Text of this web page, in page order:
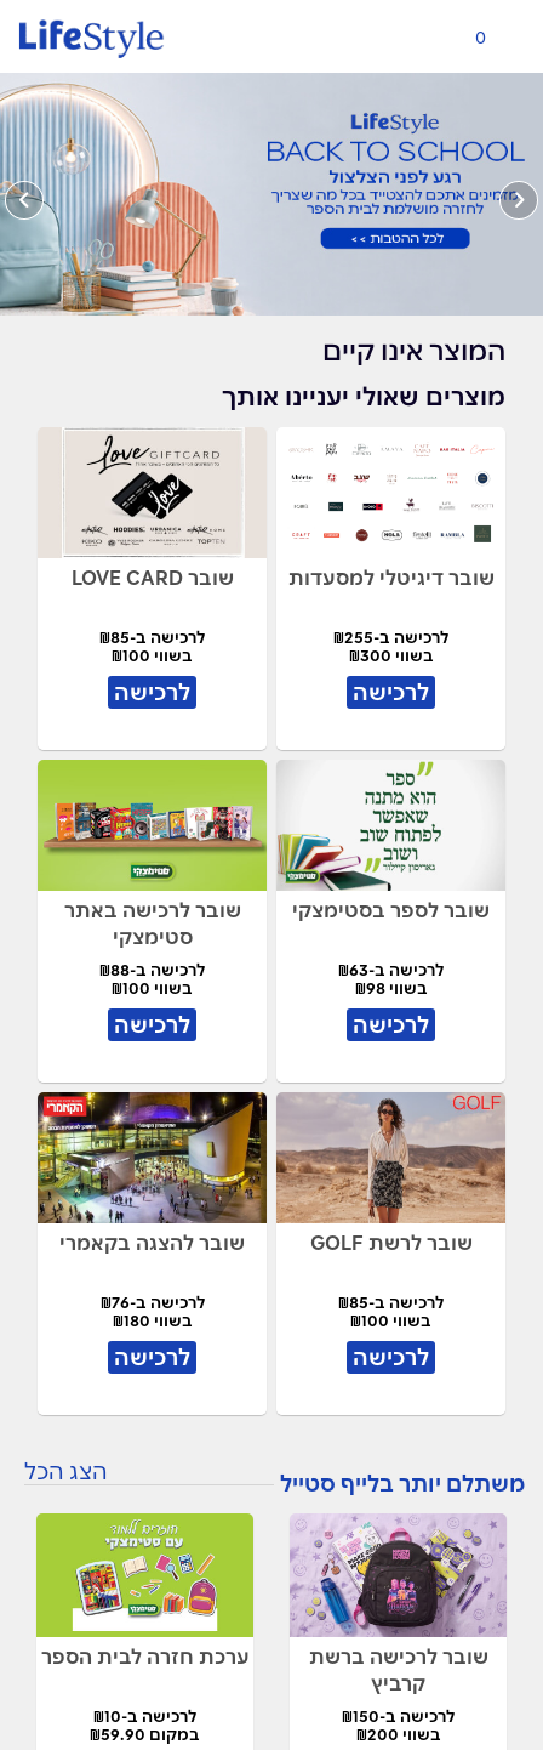
0
המוצר אינו קיים
מוצרים שאולי יעניינו אותך
שובר דיגיטלי למסעדות
לרכישה ב-₪255
בשווי ₪300
לרכישה
שובר LOVE CARD
לרכישה ב-₪85
בשווי ₪100
לרכישה
שובר לספר בסטימצקי
לרכישה ב-₪63
בשווי ₪98
לרכישה
שובר לרכישה באתר
סטימצקי
לרכישה ב-₪88
בשווי ₪100
לרכישה
שובר לרשת GOLF
לרכישה ב-₪85
בשווי ₪100
לרכישה
שובר להצגה בקאמרי
לרכישה ב-₪76
בשווי ₪180
לרכישה
משתלם יותר בלייף סטייל הצג הכל
שובר לרכישה ברשת
קרביץ
לרכישה ב-₪150
בשווי ₪200
ערכת חזרה לבית הספר
לרכישה ב-₪10
במקום ₪59.90